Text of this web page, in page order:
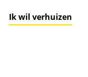
Ik wil verhuizen